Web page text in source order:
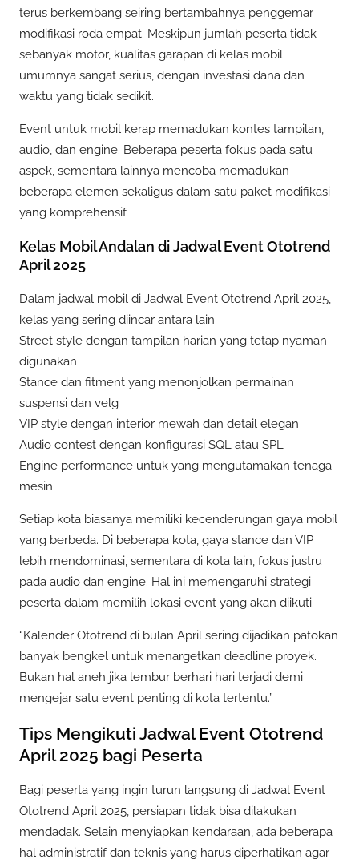
terus berkembang seiring bertambahnya penggemar
modifikasi roda empat. Meskipun jumlah peserta tidak
sebanyak motor, kualitas garapan di kelas mobil
umumnya sangat serius, dengan investasi dana dan
waktu yang tidak sedikit.
Event untuk mobil kerap memadukan kontes tampilan,
audio, dan engine. Beberapa peserta fokus pada satu
aspek, sementara lainnya mencoba memadukan
beberapa elemen sekaligus dalam satu paket modifikasi
yang komprehensif.
Kelas Mobil Andalan di Jadwal Event Ototrend
April 2025
Dalam jadwal mobil di Jadwal Event Ototrend April 2025,
kelas yang sering diincar antara lain
Street style dengan tampilan harian yang tetap nyaman
digunakan
Stance dan fitment yang menonjolkan permainan
suspensi dan velg
VIP style dengan interior mewah dan detail elegan
Audio contest dengan konfigurasi SQL atau SPL
Engine performance untuk yang mengutamakan tenaga
mesin
Setiap kota biasanya memiliki kecenderungan gaya mobil
yang berbeda. Di beberapa kota, gaya stance dan VIP
lebih mendominasi, sementara di kota lain, fokus justru
pada audio dan engine. Hal ini memengaruhi strategi
peserta dalam memilih lokasi event yang akan diikuti.
“Kalender Ototrend di bulan April sering dijadikan patokan
banyak bengkel untuk menargetkan deadline proyek.
Bukan hal aneh jika lembur berhari hari terjadi demi
mengejar satu event penting di kota tertentu.”
Tips Mengikuti Jadwal Event Ototrend
April 2025 bagi Peserta
Bagi peserta yang ingin turun langsung di Jadwal Event
Ototrend April 2025, persiapan tidak bisa dilakukan
mendadak. Selain menyiapkan kendaraan, ada beberapa
hal administratif dan teknis yang harus diperhatikan agar